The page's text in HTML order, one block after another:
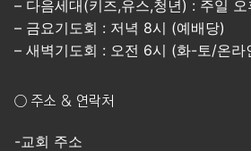
– 다음세대(키즈,유스,청년) : 주일 오
– 금요기도회 : 저녁 8시 (예배당)
– 새벽기도회 : 오전 6시 (화-토/온라
○ 주소 & 연락처
-교회 주소